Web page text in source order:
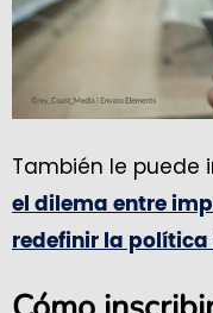
También le puede
el dilema entre
redefinir la